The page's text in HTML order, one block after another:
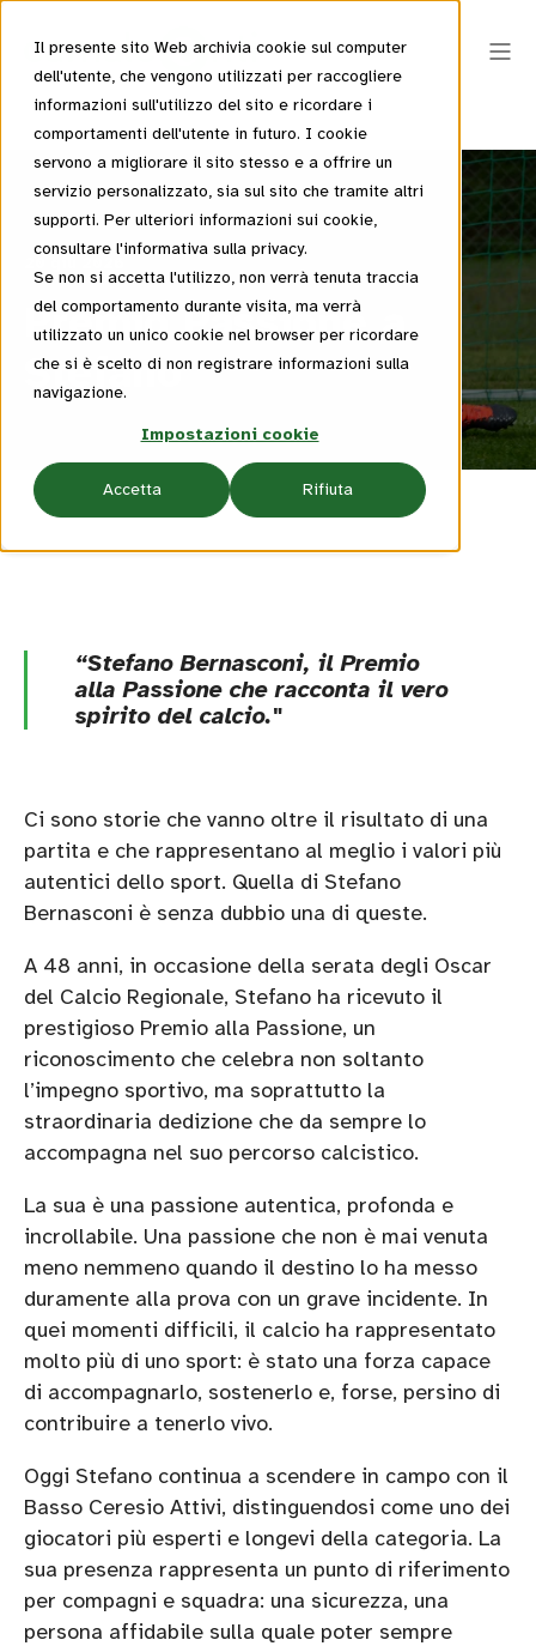
Il presente sito Web archivia cookie sul computer
dell'utente, che vengono utilizzati per raccogliere
informazioni sull'utilizzo del sito e ricordare i
comportamenti dell'utente in futuro. I cookie
servono a migliorare il sito stesso e a offrire un
servizio personalizzato, sia sul sito che tramite altri
supporti. Per ulteriori informazioni sui cookie,
consultare l'informativa sulla privacy.
Se non si accetta l'utilizzo, non verrà tenuta traccia
del comportamento durante visita, ma verrà
utilizzato un unico cookie nel browser per ricordare
che si è scelto di non registrare informazioni sulla
navigazione.
Impostazioni cookie
Accetta Rifiuta
Premio Passione a
Stefano
“Stefano Bernasconi, il Premio
alla Passione che racconta il vero
spirito del calcio."
Ci sono storie che vanno oltre il risultato di una
partita e che rappresentano al meglio i valori più
autentici dello sport. Quella di Stefano
Bernasconi è senza dubbio una di queste.
A 48 anni, in occasione della serata degli Oscar
del Calcio Regionale, Stefano ha ricevuto il
prestigioso Premio alla Passione, un
riconoscimento che celebra non soltanto
l’impegno sportivo, ma soprattutto la
straordinaria dedizione che da sempre lo
accompagna nel suo percorso calcistico.
La sua è una passione autentica, profonda e
incrollabile. Una passione che non è mai venuta
meno nemmeno quando il destino lo ha messo
duramente alla prova con un grave incidente. In
quei momenti difficili, il calcio ha rappresentato
molto più di uno sport: è stato una forza capace
di accompagnarlo, sostenerlo e, forse, persino di
contribuire a tenerlo vivo.
Oggi Stefano continua a scendere in campo con il
Basso Ceresio Attivi, distinguendosi come uno dei
giocatori più esperti e longevi della categoria. La
sua presenza rappresenta un punto di riferimento
per compagni e squadra: una sicurezza, una
persona affidabile sulla quale poter sempre